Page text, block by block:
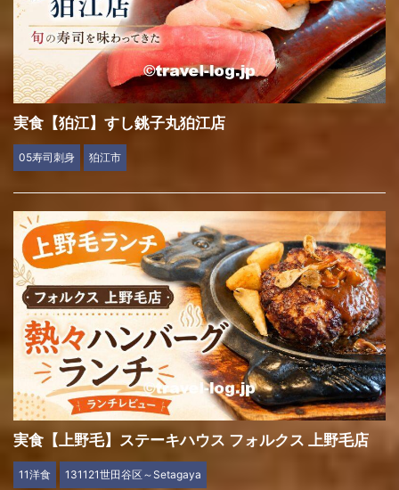
実食【狛江】すし銚子丸狛江店
05寿司刺身 狛江市
実食【上野毛】ステーキハウス フォルクス 上野毛店
11洋食 131121世田谷区～Setagaya